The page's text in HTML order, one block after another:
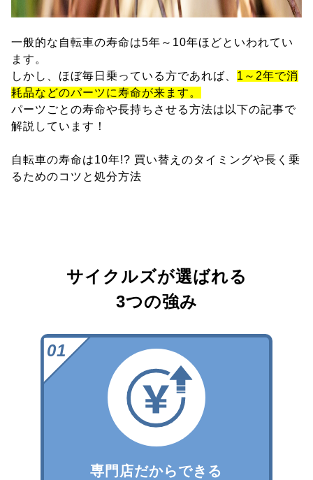
一般的な自転車の寿命は5年～10年ほどといわれてい
ます。
しかし、ほぼ毎日乗っている方であれば、 1～2年で消
耗品などのパーツに寿命が来ます。
パーツごとの寿命や長持ちさせる方法は以下の記事で
解説しています！
自転車の寿命は10年!? 買い替えのタイミングや長く乗
るためのコツと処分方法
サイクルズが選ばれる
3つの強み
専門店だからできる